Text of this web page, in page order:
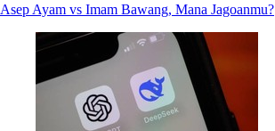
Asep Ayam vs Imam Bawang, Mana Jagoanmu?